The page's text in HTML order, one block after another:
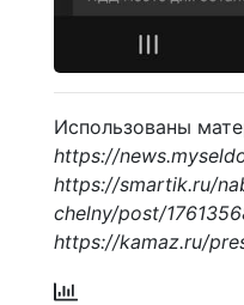
Использованы
https://
https://smartik.ru/
chelny/post/
https://kamaz.ru/